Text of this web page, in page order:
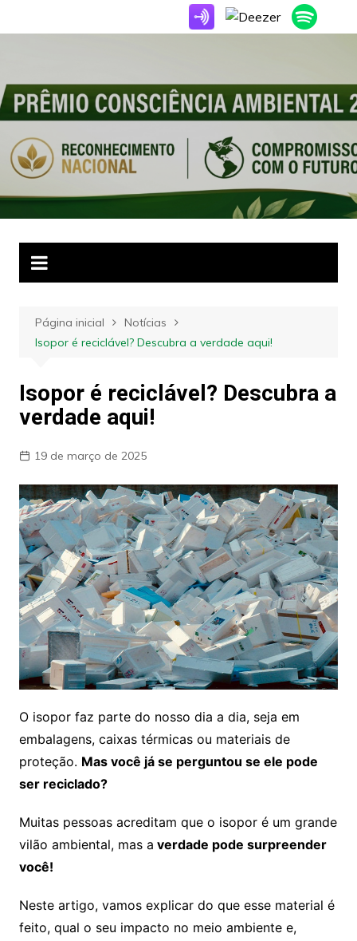
para
Página inicial
Notícias
Isopor é reciclável? Descubra a verdade aqui!
Isopor é reciclável? Descubra a
verdade aqui!
19 de março de 2025
O isopor faz parte do nosso dia a dia, seja em
embalagens, caixas térmicas ou materiais de
proteção. Mas você já se perguntou se ele pode
ser reciclado?
Muitas pessoas acreditam que o isopor é um grande
vilão ambiental, mas a verdade pode surpreender
você!
Neste artigo, vamos explicar do que esse material é
feito, qual o seu impacto no meio ambiente e,